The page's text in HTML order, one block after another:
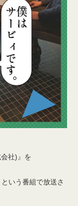
社)』を
いう番組で放送さ